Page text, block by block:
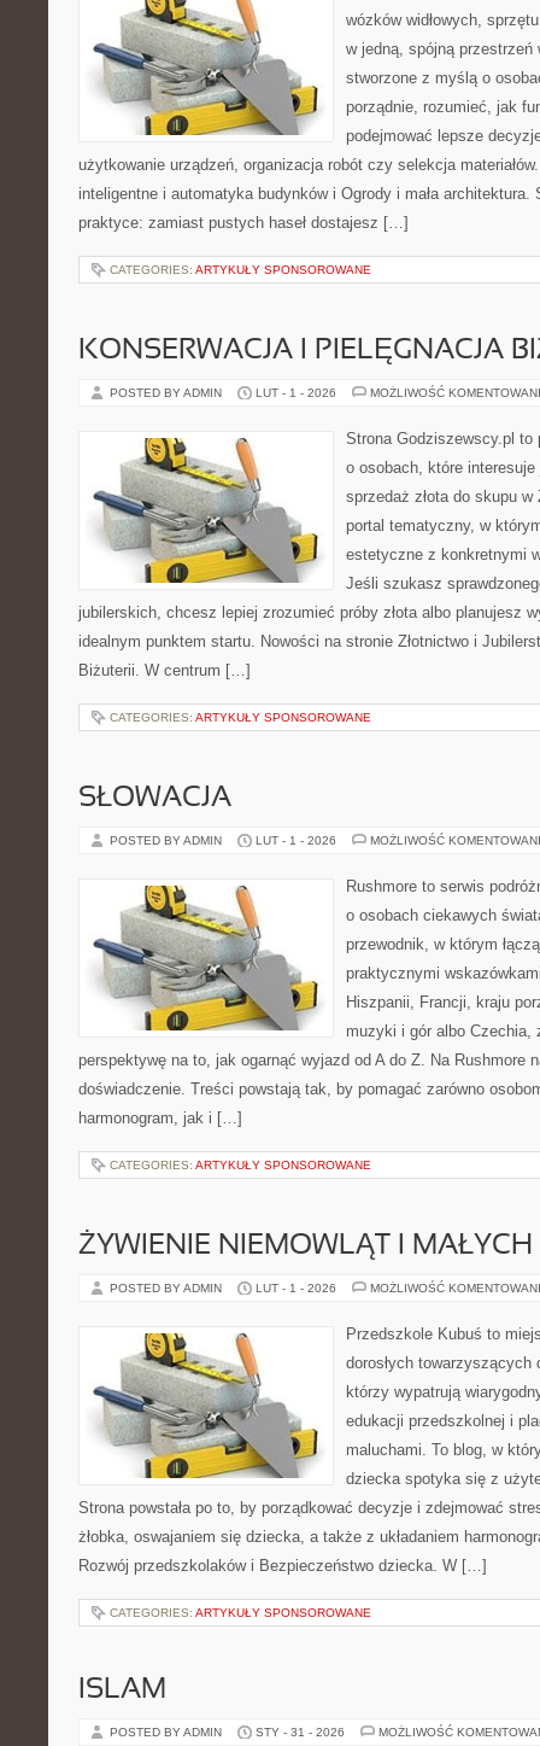
wózków widłowych,
w jedną, spójną przestrzeń
stworzone z myślą o
porządnie, rozumieć, jak
podejmować lepsze
użytkowanie urządzeń, organizacja robót czy selekcja
inteligentne i automatyka budynków i Ogrody i mała architektura.
praktyce: zamiast pustych haseł dostajesz […]
CATEGORIES: ARTYKUŁY SPONSOROWANE
KONSERWACJA I PIELĘGNACJA
POSTED BY ADMIN LUT - 1 - 2026 MOŻLIWOŚĆ
Strona Godziszewscy.pl
o osobach, które
sprzedaż złota do skupu
portal tematyczny, w
estetyczne z konkretnymi
Jeśli szukasz
jubilerskich, chcesz lepiej zrozumieć próby złota albo planujesz
idealnym punktem startu. Nowości na stronie Złotnictwo i
Biżuterii. W centrum […]
CATEGORIES: ARTYKUŁY SPONSOROWANE
SŁOWACJA
POSTED BY ADMIN LUT - 1 - 2026 MOŻLIWOŚĆ
Rushmore to serwis
o osobach ciekawych
przewodnik, w którym
praktycznymi
Hiszpanii, Francji, kraju
muzyki i gór albo Czechia,
perspektywę na to, jak ogarnąć wyjazd od A do Z. Na Rushmore
doświadczenie. Treści powstają tak, by pomagać zarówno
harmonogram, jak i […]
CATEGORIES: ARTYKUŁY SPONSOROWANE
ŻYWIENIE NIEMOWLĄT I MAŁYCH
POSTED BY ADMIN LUT - 1 - 2026 MOŻLIWOŚĆ
Przedszkole Kubuś to
dorosłych
którzy wypatrują
edukacji przedszkolnej i
maluchami. To blog, w
dziecka spotyka się z
Strona powstała po to, by porządkować decyzje i zdejmować
żłobka, oswajaniem się dziecka, a także z układaniem
Rozwój przedszkolaków i Bezpieczeństwo dziecka. W […]
CATEGORIES: ARTYKUŁY SPONSOROWANE
ISLAM
POSTED BY ADMIN STY - 31 - 2026 MOŻLIWOŚĆ